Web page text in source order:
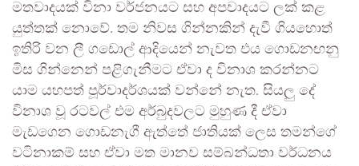
මතවාදයක් විනා වර්ජනයට සහ අපවාදයට ලක් කළ
යුත්තක් නොවේ. තම නිවස ගින්නකින් දැවී ගියහොත්
ඉතිරි වන ලී ගඩොල් ආදියෙන් නැවත එය ගොඩනඟනු
මිස ගින්නෙන් පළිගැනීමට ඒවා ද විනාශ කරන්නට
යාම යහපත් පූර්වාදර්ශයක් වන්නේ නැත. සියලු දේ
විනාශ වූ රටවල් එම අර්බුදවලට මුහුණ දී ඒවා
මැඩගෙන ගොඩනැගී ඇත්තේ ජාතියක් ලෙස තමන්ගේ
වටිනාකම් සහ ඒවා මත මානව සම්බන්ධතා වර්ධනය